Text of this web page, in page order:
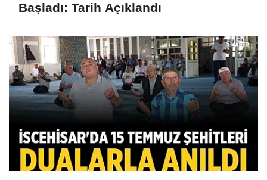
Başladı: Tarih Açıklandı